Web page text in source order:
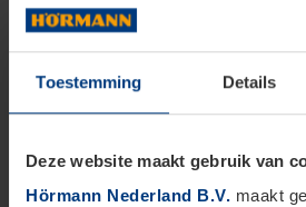
Toestemming Details
Deze website maakt gebruik van
Hörmann Nederland B.V. maakt